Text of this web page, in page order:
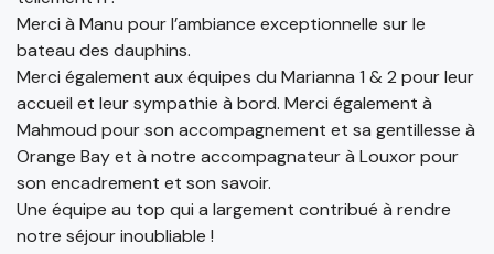
Merci à Manu pour l’ambiance exceptionnelle sur le
bateau des dauphins.
Merci également aux équipes du Marianna 1 & 2 pour leur
accueil et leur sympathie à bord. Merci également à
Mahmoud pour son accompagnement et sa gentillesse à
Orange Bay et à notre accompagnateur à Louxor pour
son encadrement et son savoir.
Une équipe au top qui a largement contribué à rendre
notre séjour inoubliable !